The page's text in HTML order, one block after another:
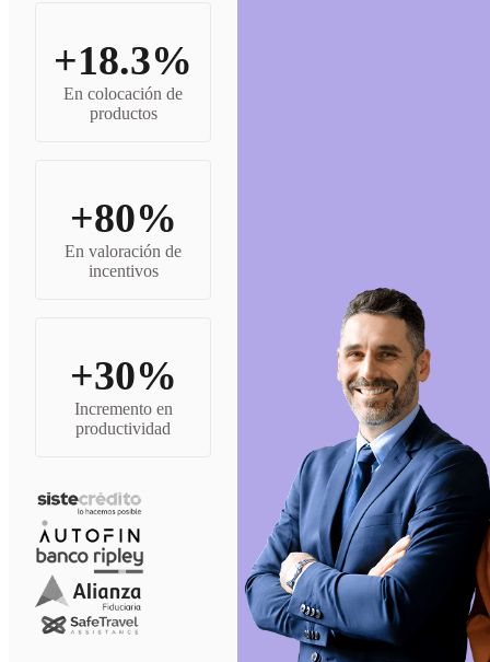
+18.3%
En colocación de
productos
+80%
En valoración de
incentivos
+30%
Incremento en
productividad